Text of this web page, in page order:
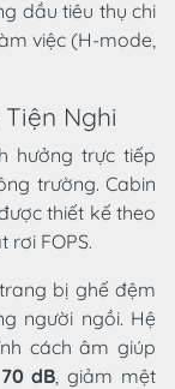
dầu tiêu thụ chi
việc (H-mode,
Nghi
hưởng trực tiếp
trường. Cabin
thiết kế theo
rơi FOPS.
bị ghế đệm
người ngồi. Hệ
cách âm giúp
70 dB , giảm mệt